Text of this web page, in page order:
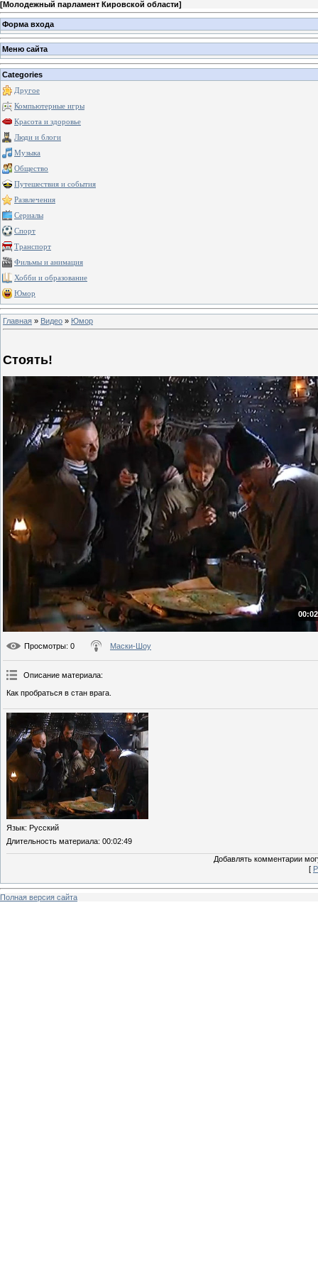
[Молодежный парламент Кировской области]
Форма входа
Меню сайта
Categories
Другое
Компьютерные игры
Красота и здоровье
Люди и блоги
Музыка
Общество
Путешествия и события
Развлечения
Сериалы
Спорт
Транспорт
Фильмы и анимация
Хобби и образование
Юмор
Главная » Видео » Юмор
Стоять!
Просмотры: 0 Маски-Шоу
Описание материала:
Как пробраться в стан врага.
Язык: Русский
Длительность материала: 00:02:49
Добавлять комментарии
[
Полная версия сайта